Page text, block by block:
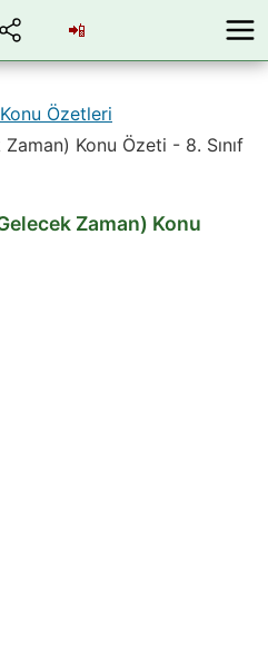
📲
Özetleri
Konu Özeti - 8. Sınıf
Zaman) Konu